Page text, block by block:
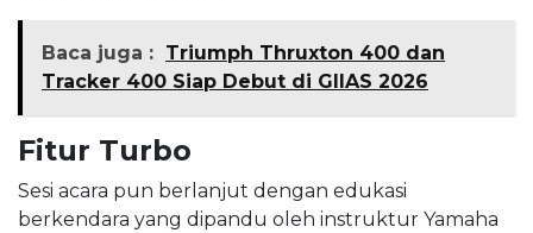
Baca juga : Triumph Thruxton 400 dan
Tracker 400 Siap Debut di GIIAS 2026
Fitur Turbo
Sesi acara pun berlanjut dengan edukasi
berkendara yang dipandu oleh instruktur Yamaha